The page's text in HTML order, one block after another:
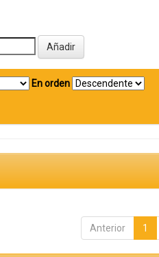
En orden
Anterior 1